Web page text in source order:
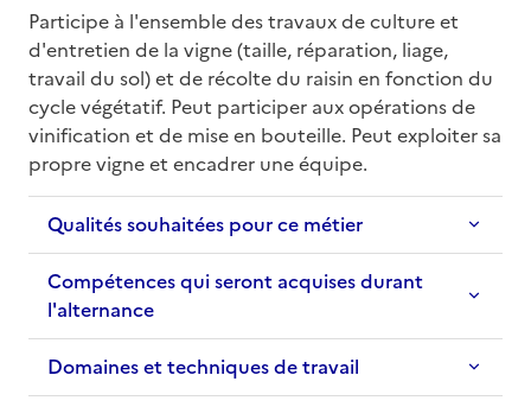
Participe à l'ensemble des travaux de culture et
d'entretien de la vigne (taille, réparation, liage,
travail du sol) et de récolte du raisin en fonction du
cycle végétatif. Peut participer aux opérations de
vinification et de mise en bouteille. Peut exploiter sa
propre vigne et encadrer une équipe.
Qualités souhaitées pour ce métier
Compétences qui seront acquises durant
l'alternance
Domaines et techniques de travail